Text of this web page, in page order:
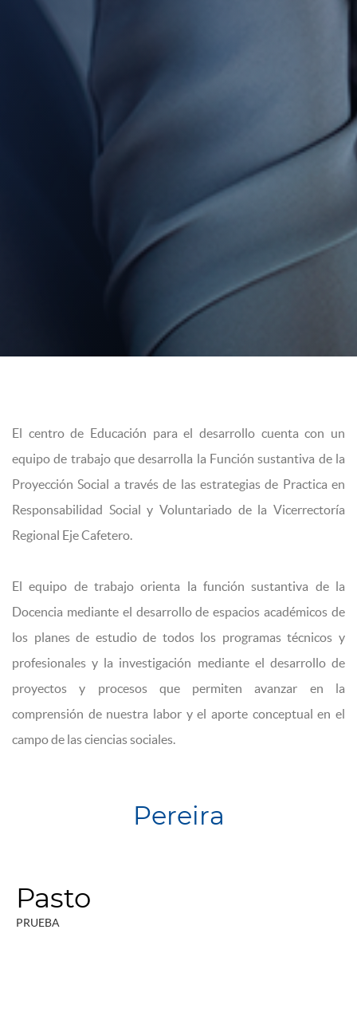
El centro de Educación para el desarrollo cuenta con un
equipo de trabajo que desarrolla la Función sustantiva de la
Proyección Social a través de las estrategias de Practica en
Responsabilidad Social y Voluntariado de la Vicerrectoría
Regional Eje Cafetero.
El equipo de trabajo orienta la función sustantiva de la
Docencia mediante el desarrollo de espacios académicos de
los planes de estudio de todos los programas técnicos y
profesionales y la investigación mediante el desarrollo de
proyectos y procesos que permiten avanzar en la
comprensión de nuestra labor y el aporte conceptual en el
campo de las ciencias sociales.
Pereira
Pasto
PRUEBA